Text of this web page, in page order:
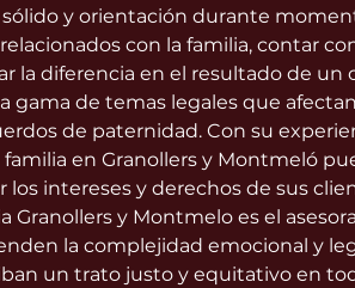
y orientación durante
con la familia, contar
la diferencia en el resultado de un
gama de temas legales que
de paternidad. Con su
en Granollers y Montmeló
intereses y derechos de sus
Granollers y Montmelo es el
la complejidad emocional y
un trato justo y equitativo en